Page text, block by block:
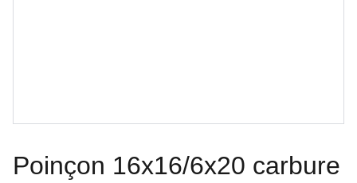
Poinçon 16x16/6x20 carbure